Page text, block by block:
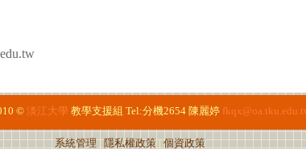
© 淡江大學 教學支援組 Tel:分機2654 陳麗婷
系統管理|隱私權政策|個資政策